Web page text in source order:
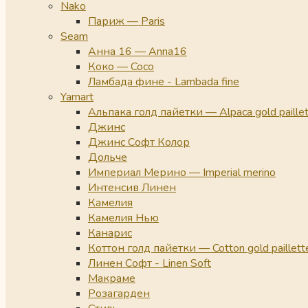
Nako
Париж — Paris
Seam
Анна 16 — Anna16
Коко — Coco
Ламбада фине - Lambada fine
Yarnart
Альпака голд пайетки — Alpaca gold
Джинс
Джинс Софт Колор
Дольче
Империал Мерино — Imperial merino
Интенсив Линен
Камелия
Камелия Нью
Канарис
Коттон голд пайетки — Cotton gold
Линен Софт - Linen Soft
Макраме
Розагарден